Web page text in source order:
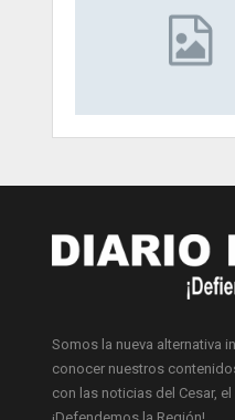
Somos la nueva alternativa
conocer nuestros
con las noticias del Cesar, el